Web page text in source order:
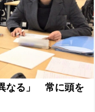
なる」 常に頭を